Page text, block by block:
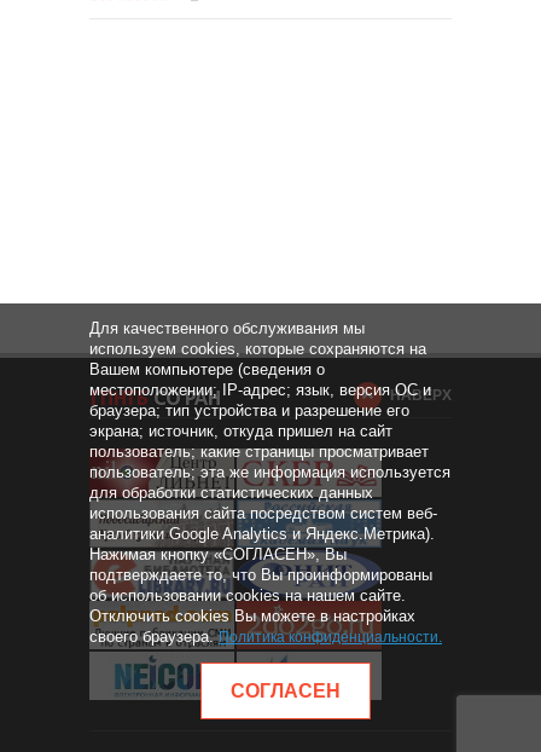
НАВЕРХ
Для качественного обслуживания мы
используем cookies, которые сохраняются на
Вашем компьютере (сведения о
местоположении; IP-адрес; язык, версия ОС и
браузера; тип устройства и разрешение его
экрана; источник, откуда пришел на сайт
пользователь; какие страницы просматривает
пользователь; эта же информация используется
для обработки статистических данных
использования сайта посредством систем веб-
аналитики Google Analytics и Яндекс.Метрика).
Нажимая кнопку «СОГЛАСЕН», Вы
подтверждаете то, что Вы проинформированы
об использовании cookies на нашем сайте.
Отключить cookies Вы можете в настройках
своего браузера.Политика конфиденциальности.
СОГЛАСЕН